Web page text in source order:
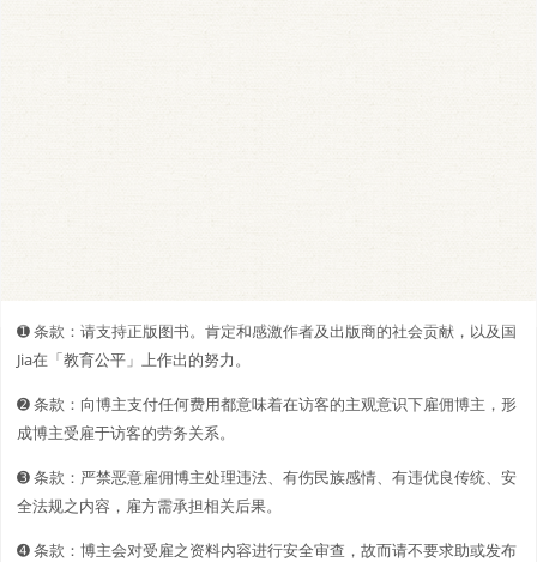
➊️ 条款：请支持正版图书。肯定和感激作者及出版商的社会贡献，以及国
Jia在「教育公平」上作出的努力。
➋️️ 条款：向博主支付任何费用都意味着在访客的主观意识下雇佣博主，形
成博主受雇于访客的劳务关系。
➌ 条款：严禁恶意雇佣博主处理违法、有伤民族感情、有违优良传统、安
全法规之内容，雇方需承担相关后果。
➍ 条款：博主会对受雇之资料内容进行安全审查，故而请不要求助或发布